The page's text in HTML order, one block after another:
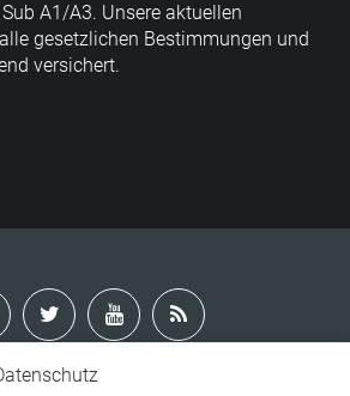
A1/A3. Unsere aktuellen
gesetzlichen Bestimmungen und
versichert.